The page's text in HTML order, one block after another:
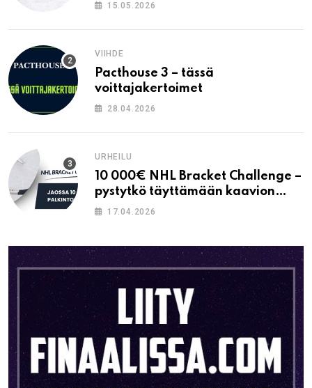
15.05.2026
VIIHDE
Pacthouse 3 – tässä
voittajakertoimet
28.04.2026
URHEILU
10 000€ NHL Bracket Challenge –
pystytkö täyttämään kaavion
oikein?
17.04.2026